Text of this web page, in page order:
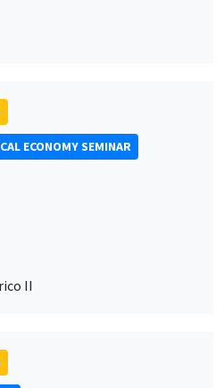
ECONOMY SEMINAR
II